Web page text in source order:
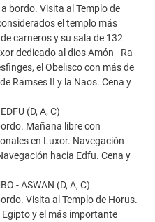
bordo. Visita al Templo de
el templo más
carneros y su sala de 132
dedicado al dios Amón - Ra
el Obelisco con más de
Ramses II y la Naos. Cena y
(D, A, C)
Mañana libre con
en Luxor. Navegación
hacia Edfu. Cena y
- ASWAN (D, A, C)
Visita al Templo de Horus.
y el más importante